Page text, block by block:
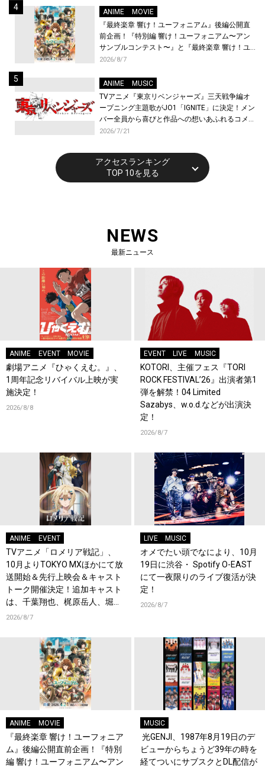
ANIME
MOVIE
『最終楽章 響け！ユーフォニアム』後編公開直
前企画！『特別編 響け！ユーフォニアム〜アン
サンブルコンテスト〜』と『最終楽章 響け！ユ
ーフォニアム』前編の一挙上映が決定！
2026/8/7
ANIME
MUSIC
TVアニメ『東京リベンジャーズ』三天戦争編オ
ープニング主題歌がJO1「IGNITE」に決定！メン
バー全員から喜びと作品への想いあふれるコメン
トが到着！9月に東京・大阪で先行上映会を開
2026/7/21
アクセスランキング
TOP 10を見る
NEWS
最新ニュース
ANIME EVENT MOVIE
劇場アニメ『ひゃくえむ。』、
1周年記念リバイバル上映が実
施決定！
2026/8/8
EVENT LIVE MUSIC
KOTORI、主催フェス『TORI
ROCK FESTIVAL’26』出演者第1
弾を解禁！04 Limited
Sazabys、w.o.d.などが出演決
定！
2026/8/7
ANIME EVENT
TVアニメ「ロメリア戦記」、
10月よりTOKYO MXほかにて放
送開始＆先行上映会＆キャスト
トーク開催決定！追加キャスト
は、千葉翔也、梶原岳人、堀江
瞬、綿貫竜之介！PV第1弾公
2026/8/7
LIVE MUSIC
オメでたい頭でなにより、10月
19日に渋谷・ Spotify O-EAST
にて一夜限りのライブ復活が決
定！
2026/8/7
ANIME MOVIE
『最終楽章 響け！ユーフォニア
ム』後編公開直前企画！『特別
編 響け！ユーフォニアム〜アン
MUSIC
光GENJI、1987年8月19日のデ
ビューからちょうど39年の時を
経てついにサブスクとDL配信が